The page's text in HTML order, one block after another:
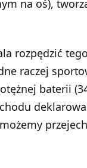
na oś),
rozpędzić
raczej
baterii